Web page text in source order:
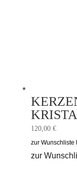
120,00 €
zur Wunschliste
zur